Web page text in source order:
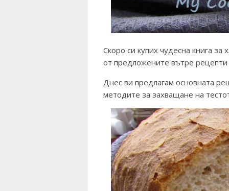
Скоро си купих чудесна книга за
от предложените вътре рецепти
Днес ви предлагам основната
методите за захващане на